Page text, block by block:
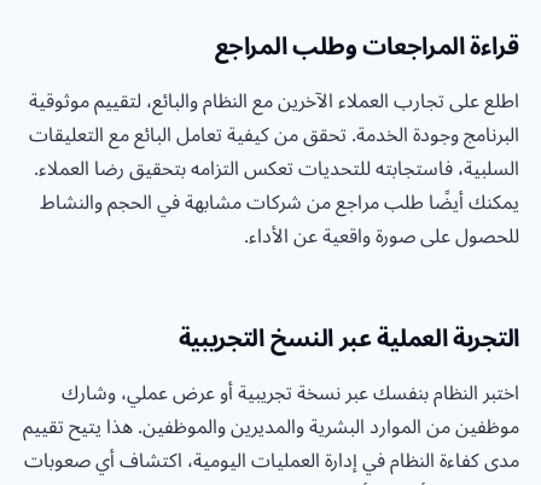
قراءة المراجعات وطلب المراجع
اطلع على تجارب العملاء الآخرين مع النظام والبائع، لتقييم موثوقية
البرنامج وجودة الخدمة. تحقق من كيفية تعامل البائع مع التعليقات
السلبية، فاستجابته للتحديات تعكس التزامه بتحقيق رضا العملاء.
يمكنك أيضًا طلب مراجع من شركات مشابهة في الحجم والنشاط
للحصول على صورة واقعية عن الأداء.
التجربة العملية عبر النسخ التجريبية
اختبر النظام بنفسك عبر نسخة تجريبية أو عرض عملي، وشارك
موظفين من الموارد البشرية والمديرين والموظفين. هذا يتيح تقييم
مدى كفاءة النظام في إدارة العمليات اليومية، اكتشاف أي صعوبات